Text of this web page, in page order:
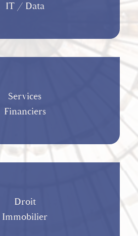
IT / Data
Services
Financiers
Droit
Immobilier